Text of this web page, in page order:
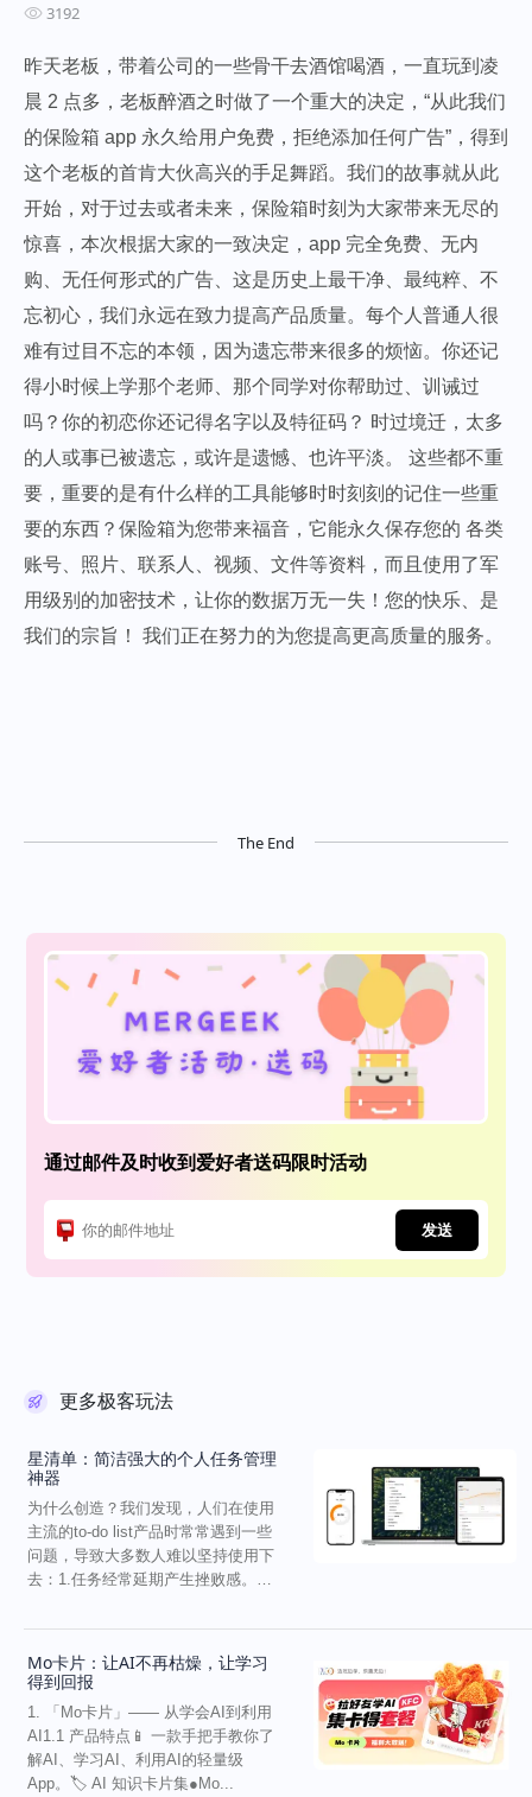
3192
昨天老板，带着公司的一些骨干去酒馆喝酒，一直玩到凌
晨 2 点多，老板醉酒之时做了一个重大的决定，“从此我们
的保险箱 app 永久给用户免费，拒绝添加任何广告”，得到
这个老板的首肯大伙高兴的手足舞蹈。我们的故事就从此
开始，对于过去或者未来，保险箱时刻为大家带来无尽的
惊喜，本次根据大家的一致决定，app 完全免费、无内
购、无任何形式的广告、这是历史上最干净、最纯粹、不
忘初心，我们永远在致力提高产品质量。每个人普通人很
难有过目不忘的本领，因为遗忘带来很多的烦恼。你还记
得小时候上学那个老师、那个同学对你帮助过、训诫过
吗？你的初恋你还记得名字以及特征码？ 时过境迁，太多
的人或事已被遗忘，或许是遗憾、也许平淡。 这些都不重
要，重要的是有什么样的工具能够时时刻刻的记住一些重
要的东西？保险箱为您带来福音，它能永久保存您的 各类
账号、照片、联系人、视频、文件等资料，而且使用了军
用级别的加密技术，让你的数据万无一失！您的快乐、是
我们的宗旨！ 我们正在努力的为您提高更高质量的服务。
The End
通过邮件及时收到爱好者送码限时活动
发送
更多极客玩法
星清单：简洁强大的个人任务管理
神器
为什么创造？我们发现，人们在使用
主流的to-do list产品时常常遇到一些
问题，导致大多数人难以坚持使用下
去：1.任务经常延期产生挫败感。已
Mo卡片：让AI不再枯燥，让学习
得到回报
1. 「Mo卡片」—— 从学会AI到利用
AI1.1 产品特点📱 一款手把手教你了
解AI、学习AI、利用AI的轻量级
App。🏷 AI 知识卡片集●Mo...